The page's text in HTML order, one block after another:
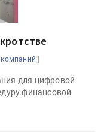
|
для цифровой
финансовой